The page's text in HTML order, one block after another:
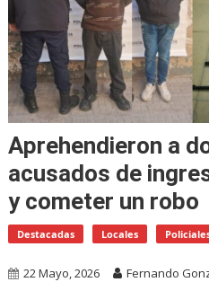
Aprehendieron a
acusados de
y cometer un robo
Destacadas Locales
22 Mayo, 2026 Fernando